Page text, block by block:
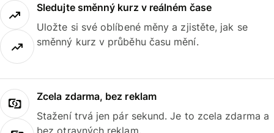
Sledujte směnný kurz v reálném čase
Uložte si své oblíbené měny a zjistěte, jak se
směnný kurz v průběhu času mění.
Zcela zdarma, bez reklam
Stažení trvá jen pár sekund. Je to zcela zdarma a